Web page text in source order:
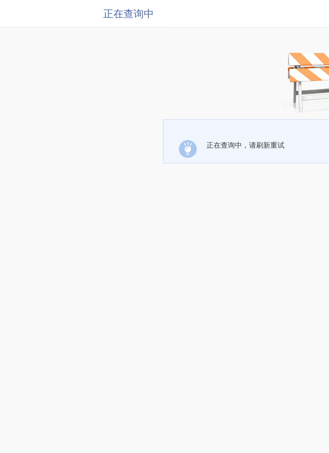
正在查询中
正在查询中，请刷新重试